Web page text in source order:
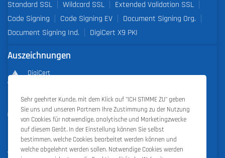
Standard SSL Wildcard SSL
Extended Validation SSL
Code Signing
Code Signing EV
Document Signing Org.
Document Signing Ind.
DigiCert X9 PKI
Auszeichnungen
DigiCert
Outstanding Sales Performance Award 2018, 2019, 2020, 2021,
2022
Sehr geehrter Kunde, mit dem Klick auf "ICH STIMME ZU" geben
Sie uns und unseren Partnern Ihre Zustimmung zu der Nutzung
von Cookies für notwendige, analytische und Marketingzwecke
auf diesem Gerät. In der Einstellung können Sie selbst
bestimmen, welche Cookies bearbeitet werden können und
welche abgelehnt werden sollen. Notwendige Cookies werden